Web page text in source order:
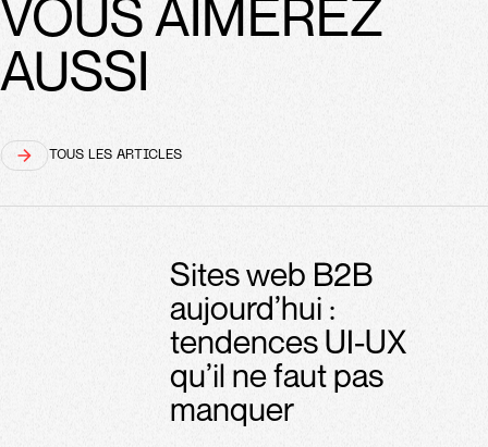
VOUS AIMEREZ
AUSSI
TOUS LES ARTICLES
Sites web B2B
aujourd’hui :
tendences UI-UX
qu’il ne faut pas
manquer